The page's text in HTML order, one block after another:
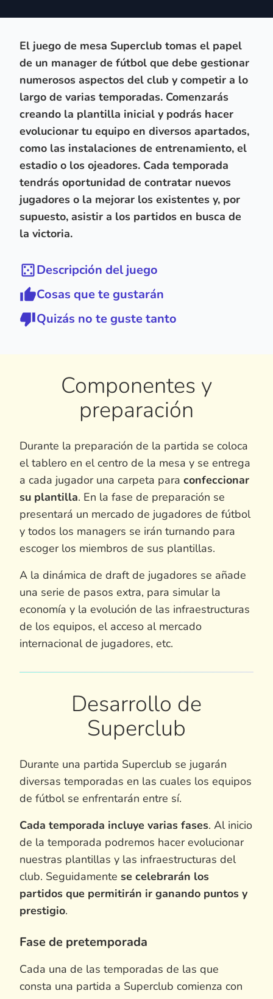
El juego de mesa Superclub tomas el papel
de un manager de fútbol que debe gestionar
numerosos aspectos del club y competir a lo
largo de varias temporadas. Comenzarás
creando la plantilla inicial y podrás hacer
evolucionar tu equipo en diversos apartados,
como las instalaciones de entrenamiento, el
estadio o los ojeadores. Cada temporada
tendrás oportunidad de contratar nuevos
jugadores o la mejorar los existentes y, por
supuesto, asistir a los partidos en busca de
la victoria.
Descripción del juego
Cosas que te gustarán
Quizás no te guste tanto
Componentes y
preparación
Durante la preparación de la partida se coloca
el tablero en el centro de la mesa y se entrega
a cada jugador una carpeta para confeccionar
su plantilla. En la fase de preparación se
presentará un mercado de jugadores de fútbol
y todos los managers se irán turnando para
escoger los miembros de sus plantillas.
A la dinámica de draft de jugadores se añade
una serie de pasos extra, para simular la
economía y la evolución de las infraestructuras
de los equipos, el acceso al mercado
internacional de jugadores, etc.
Desarrollo de
Superclub
Durante una partida Superclub se jugarán
diversas temporadas en las cuales los equipos
de fútbol se enfrentarán entre sí.
Cada temporada incluye varias fases. Al inicio
de la temporada podremos hacer evolucionar
nuestras plantillas y las infraestructuras del
club. Seguidamente se celebrarán los
partidos que permitirán ir ganando puntos y
prestigio.
Fase de pretemporada
Cada una de las temporadas de las que
consta una partida a Superclub comienza con